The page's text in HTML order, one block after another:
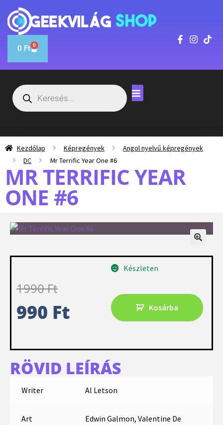
0 Ft 0
Kezdőlap Képregények
Angol nyelvű képregények
DC
Mr Terrific Year One #6
MR TERRIFIC YEAR
ONE #6
1990Ft
990 Ft
Készleten
Kosárba
RÖVID LEÍRÁS
Writer Al Letson
Art
Edwin Galmon, Valentine De